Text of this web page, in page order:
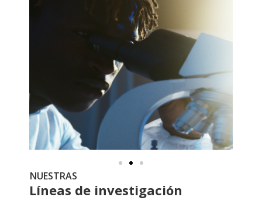
NUESTRAS
Líneas de investigación